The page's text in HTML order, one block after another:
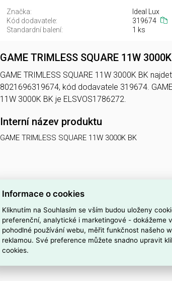
Značka: Ideal Lux
Kód dodavatele:
319674
Standardní balení:
1 ks
GAME TRIMLESS SQUARE 11W
GAME TRIMLESS SQUARE 11W 3000K BK
8021696319674, kód dodavatele 319674.
11W 3000K BK je ELSVOS1786272.
Interní název produktu
GAME TRIMLESS SQUARE 11W 3000K BK
Informace o cookies
Kliknutím na Souhlasím se vším budou uloženy
preferenční, analytické i marketingové - dokážeme
pohodlné používání webu, měřit funkčnost našeho
reklamou. Své preference můžete snadno upravit
cookies.